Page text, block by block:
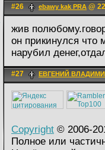
#26 ebawy kak PRA @
жив
он прикинулся что
нарубил
#27 ЕВГЕНИЙ
Copyright © 2006-
Полное или